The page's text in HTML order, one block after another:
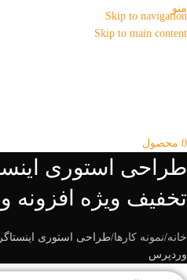
Skip to navigation
Skip to main content
منو
0 محصول
طراحی استوری
تخفیف ویژه افزونه
خانه نمونه کارها طراحی استوری
وردپرس